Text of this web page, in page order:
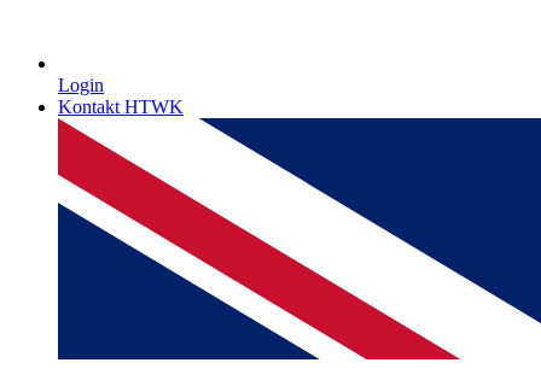
Login
Kontakt HTWK